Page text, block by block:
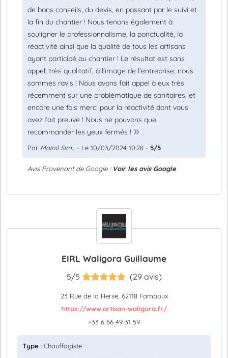
de bons conseils, du devis, en passant par le suivi et
la fin du chantier ! Nous tenons également à
souligner le professionnalisme, la ponctualité, la
réactivité ainsi que la qualité de tous les artisans
ayant participé au chantier ! Le résultat est sans
appel, très qualitatif, à l'image de l'entreprise, nous
sommes ravis ! Nous avons fait appel à eux très
récemment sur une problématique de sanitaires, et
encore une fois merci pour la réactivité dont vous
avez fait preuve ! Nous ne pouvons que
recommander les yeux fermés !
Par Mainil Sim... - Le 10/03/2024 10:28 - 5/5
Avis Provenant de Google : Voir les avis Google
EIRL Waligora Guillaume
5/5 (29 avis)
23 Rue de la Herse, 62118 Fampoux
https://www.artisan-waligora.fr/
+33 6 66 49 31 59
Type : Chauffagiste